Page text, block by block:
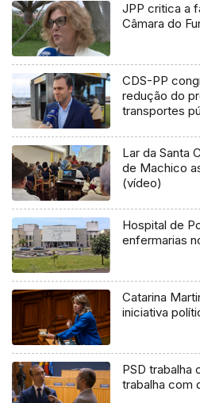
JPP critica a
CDS-PP
redução do
transportes
Lar da Santa
de Machico
(vídeo)
Hospital de
enfermarias
Catarina
iniciativa
PSD trabalha
trabalha com